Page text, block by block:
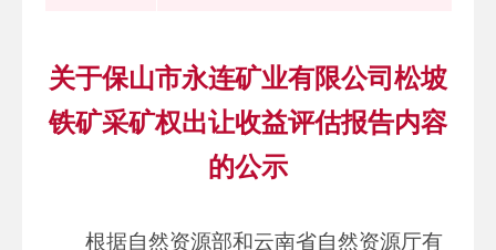
关于保山市永连矿业有限公司松坡
铁矿采矿权出让收益评估报告内容
的公示
根据自然资源部和云南省自然资源厅有